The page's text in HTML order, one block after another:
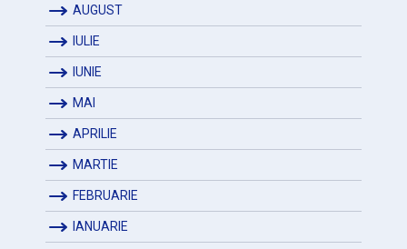
AUGUST
IULIE
IUNIE
MAI
APRILIE
MARTIE
FEBRUARIE
IANUARIE